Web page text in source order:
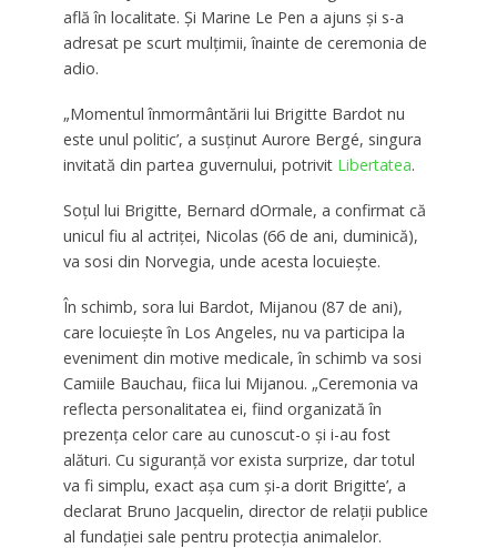
află în localitate. Și Marine Le Pen a ajuns și s-a
adresat pe scurt mulțimii, înainte de ceremonia de
adio.
„Momentul înmormântării lui Brigitte Bardot nu
este unul politic’, a susținut Aurore Bergé, singura
invitată din partea guvernului, potrivit Libertatea.
Soțul lui Brigitte, Bernard dOrmale, a confirmat că
unicul fiu al actriței, Nicolas (66 de ani, duminică),
va sosi din Norvegia, unde acesta locuiește.
În schimb, sora lui Bardot, Mijanou (87 de ani),
care locuiește în Los Angeles, nu va participa la
eveniment din motive medicale, în schimb va sosi
Camiile Bauchau, fiica lui Mijanou. „Ceremonia va
reflecta personalitatea ei, fiind organizată în
prezența celor care au cunoscut-o și i-au fost
alături. Cu siguranță vor exista surprize, dar totul
va fi simplu, exact așa cum și-a dorit Brigitte’, a
declarat Bruno Jacquelin, director de relații publice
al fundației sale pentru protecția animalelor.